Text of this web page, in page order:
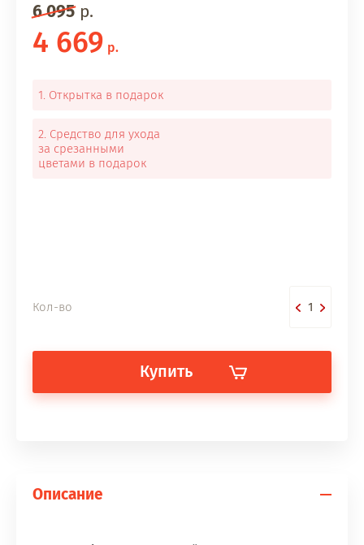
6 095р.
4 669 р.
1. Открытка в подарок
2. Средство для ухода
за срезанными
цветами в подарок
Кол-во
Купить
Описание